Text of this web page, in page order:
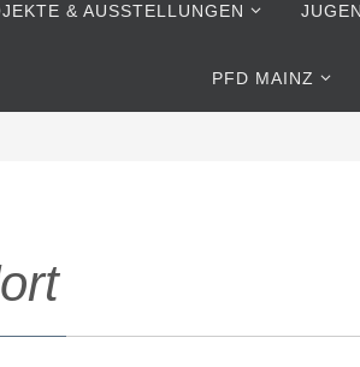
& AUSSTELLUNGEN
PFD MAINZ